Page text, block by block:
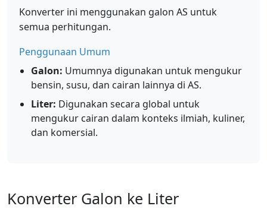
Konverter ini menggunakan galon AS untuk
semua perhitungan.
Penggunaan Umum
Galon: Umumnya digunakan untuk mengukur
bensin, susu, dan cairan lainnya di AS.
Liter: Digunakan secara global untuk
mengukur cairan dalam konteks ilmiah, kuliner,
dan komersial.
Konverter Galon ke Liter